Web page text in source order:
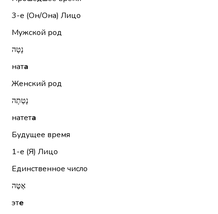
3-е (Он/Она) Лицо
Мужской род
נָטָה
ната
Женский род
נָטְתָה
натета
Будущее время
1-е (Я) Лицо
Единственное число
אֶטֶּה
эте